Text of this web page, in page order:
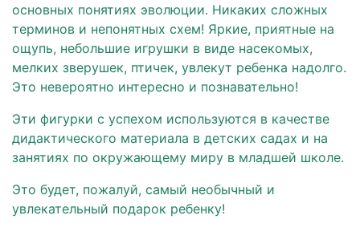
основных понятиях эволюции. Никаких сложных
терминов и непонятных схем! Яркие, приятные на
ощупь, небольшие игрушки в виде насекомых,
мелких зверушек, птичек, увлекут ребенка надолго.
Это невероятно интересно и познавательно!
Эти фигурки с успехом используются в качестве
дидактического материала в детских садах и на
занятиях по окружающему миру в младшей школе.
Это будет, пожалуй, самый необычный и
увлекательный подарок ребенку!